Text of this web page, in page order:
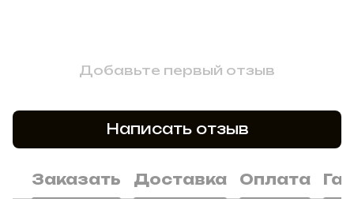
Добавьте первый отзыв
Написать отзыв
Заказать Доставка Оплата